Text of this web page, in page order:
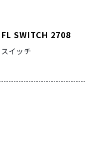
SWITCH 2708
イッチ